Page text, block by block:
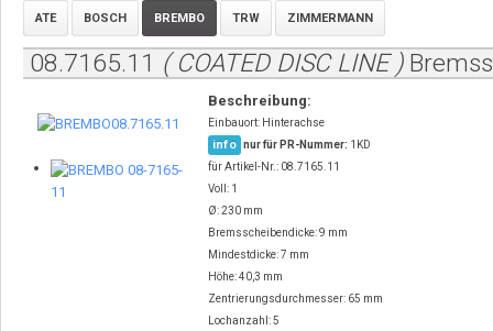
ATE BOSCH BREMBO TRW ZIMMERMANN
08.7165.11 ( COATED DISC LINE )
Beschreibung:
Einbauort: Hinterachse
info nur für PR-Nummer: 1KD
für Artikel-Nr.: 08.7165.11
Voll: 1
Ø: 230 mm
Bremsscheibendicke: 9 mm
Mindestdicke: 7 mm
Höhe: 40,3 mm
Zentrierungsdurchmesser: 65 mm
Lochanzahl: 5